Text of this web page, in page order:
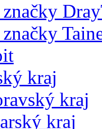
kraj
kraj
kraj